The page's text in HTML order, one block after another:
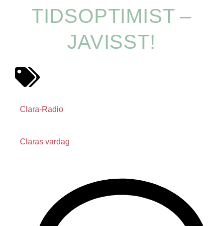
TIDSOPTIMIST –
JAVISST!
Clara-Radio
Claras vardag